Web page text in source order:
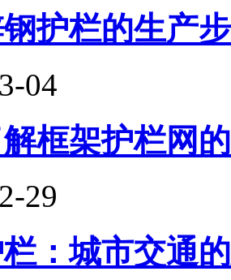
护栏的生产
04
框架护栏网
29
：城市交通